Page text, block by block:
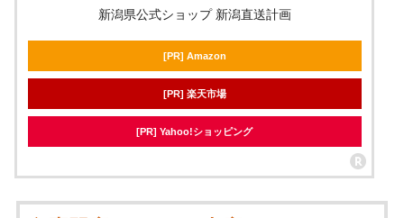
新潟県公式ショップ 新潟直送計画
[PR] Amazon
[PR] 楽天市場
[PR] Yahoo!ショッピング